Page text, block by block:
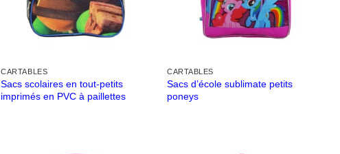
CARTABLES
Sacs scolaires en tout-petits
imprimés en PVC à paillettes
CARTABLES
Sacs d’école sublimate petits
poneys